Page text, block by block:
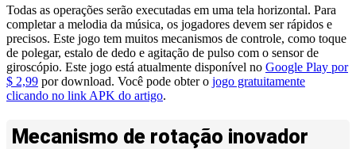
Todas as operações serão executadas em uma tela horizontal. Para
completar a melodia da música, os jogadores devem ser rápidos e
precisos. Este jogo tem muitos mecanismos de controle, como toque
de polegar, estalo de dedo e agitação de pulso com o sensor de
giroscópio. Este jogo está atualmente disponível no Google Play por
$ 2,99 por download. Você pode obter o jogo gratuitamente
clicando no link APK do artigo.
Mecanismo de rotação inovador